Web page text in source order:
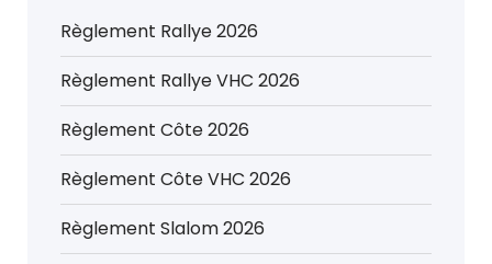
Règlement Rallye 2026
Règlement Rallye VHC 2026
Règlement Côte 2026
Règlement Côte VHC 2026
Règlement Slalom 2026